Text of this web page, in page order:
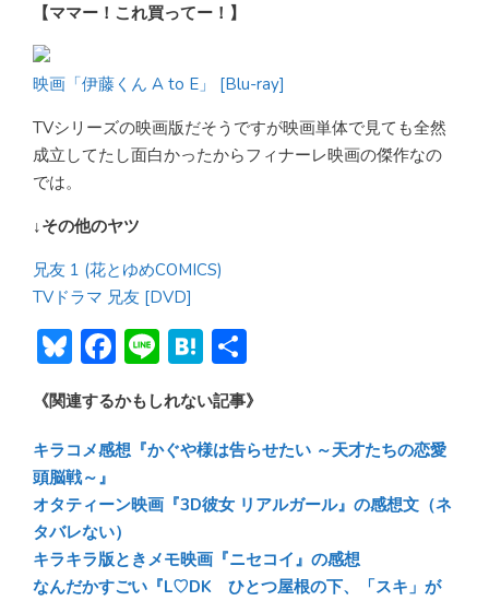
【ママー！これ買ってー！】
映画「伊藤くん A to E」 [Blu-ray]
TVシリーズの映画版だそうですが映画単体で見ても全然
成立してたし面白かったからフィナーレ映画の傑作なの
では。
↓その他のヤツ
兄友 1 (花とゆめCOMICS)
TVドラマ 兄友 [DVD]
Bl
u
e
sk
y
F
ac
e
b
o
ok
Li
n
e
H
at
e
n
a
有
《関連するかもしれない記事》
キラコメ感想『かぐや様は告らせたい ～天才たちの恋愛
頭脳戦～』
オタティーン映画『3D彼女 リアルガール』の感想文（ネ
タバレない）
キラキラ版ときメモ映画『ニセコイ』の感想
なんだかすごい『L♡DK ひとつ屋根の下、「スキ」が